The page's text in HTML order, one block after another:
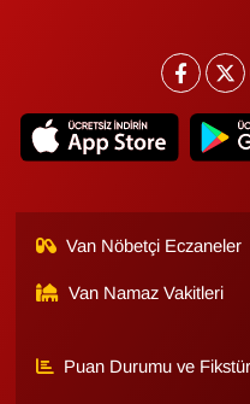
Van Nöbetçi Eczaneler
Van Namaz Vakitleri
Puan Durumu ve Fikstür